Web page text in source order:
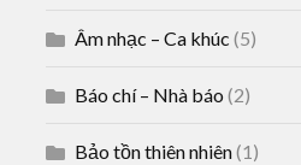
Âm nhạc – Ca khúc (5)
Báo chí – Nhà báo (2)
Bảo tồn thiên nhiên(1)